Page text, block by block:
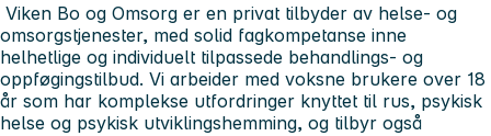
Viken Bo og Omsorg er en privat tilbyder av helse- og
omsorgstjenester, med solid fagkompetanse inne
helhetlige og individuelt tilpassede behandlings- og
oppføgingstilbud. Vi arbeider med voksne brukere over 18
år som har komplekse utfordringer knyttet til rus, psykisk
helse og psykisk utviklingshemming, og tilbyr også